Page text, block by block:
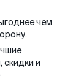
чем
скидки и